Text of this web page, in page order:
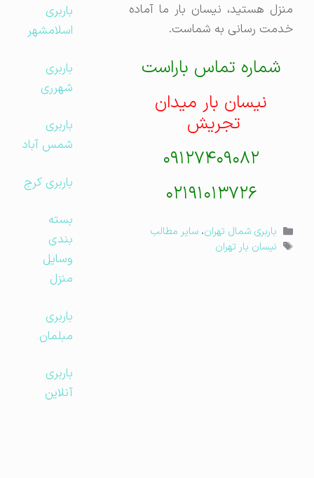
منزل هستید، نیسان بار ما آماده
خدمت رسانی به شماست.
شماره تماس باراست
نیسان بار میدان
تجریش
۰۹۱۲۷۴۰۹۰۸۲
۰۲۱۹۱۰۱۳۷۲۶
دسته‌ها
باربری شمال تهران ،سایر مطالب
برچسب‌ها
نیسان بار تهران
باربری
اسلامشهر
باربری
شهرری
باربری
شمس آباد
باربری کرج
بسته
بندی
وسایل
منزل
باربری
مبلمان
باربری
آنلاین